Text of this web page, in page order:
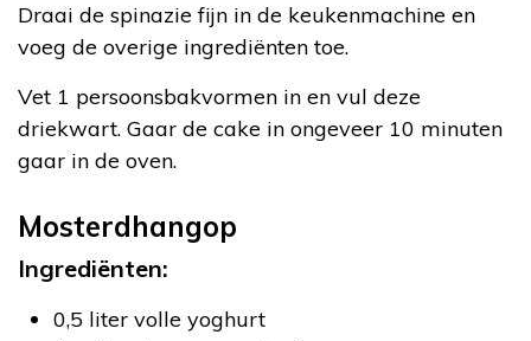
Draai de spinazie fijn in de keukenmachine en
voeg de overige ingrediënten toe.
Vet 1 persoonsbakvormen in en vul deze
driekwart. Gaar de cake in ongeveer 10 minuten
gaar in de oven.
Mosterdhangop
Ingrediënten:
0,5 liter volle yoghurt